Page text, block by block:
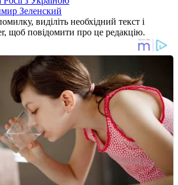
Зеленский
виділіть необхідний текст і
щоб повідомити про це редакцію.